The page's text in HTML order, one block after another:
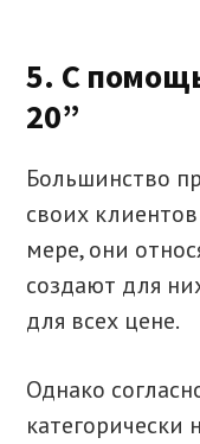
5. С
20”
Большинство
своих
мере, они
создают для
для всех цене.
Однако
категорически